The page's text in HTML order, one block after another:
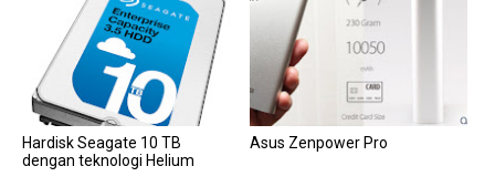
Hardisk Seagate 10 TB
dengan teknologi Helium
Asus Zenpower Pro